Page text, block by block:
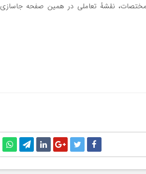
نقشهٔ تعاملی در همین صفحه جاسازی